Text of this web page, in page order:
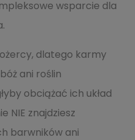
wsparcie dla
dlatego karmy
ani roślin
obciążać ich układ
NIE znajdziesz
barwników ani